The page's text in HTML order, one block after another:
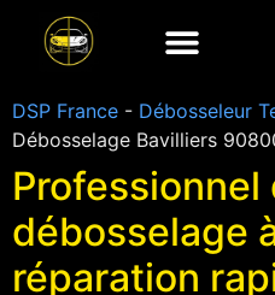
DSP France - Débosseleur
Débosselage Bavilliers
Professionnel
débosselage
réparation